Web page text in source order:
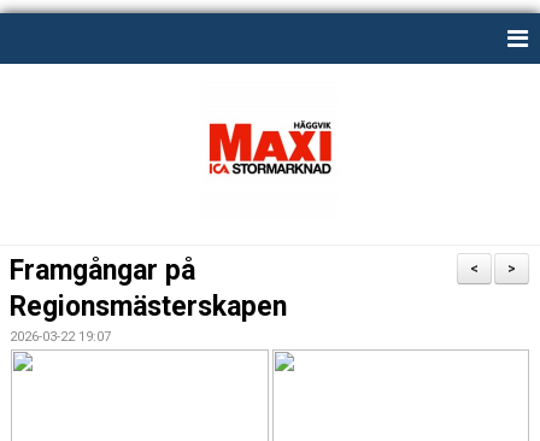
MEDLEM
ARRANGEMANG
>
<
Framgångar på
Regionsmästerskapen
2026-03-22 19:07